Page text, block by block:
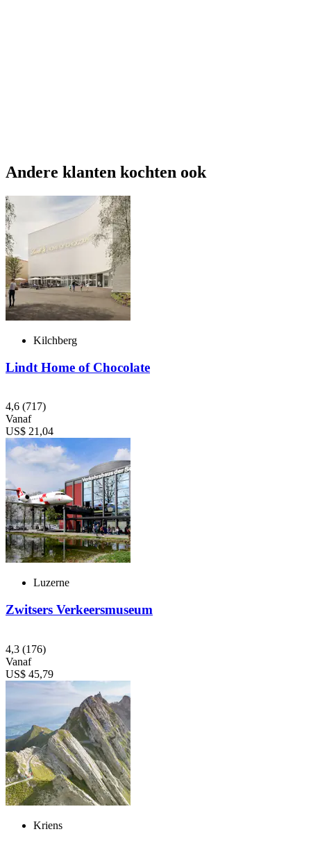
Andere klanten kochten ook
Kilchberg
Lindt Home of Chocolate
4,6 (717)
Vanaf
US$ 21,04
Luzerne
Zwitsers Verkeersmuseum
4,3 (176)
Vanaf
US$ 45,79
Kriens